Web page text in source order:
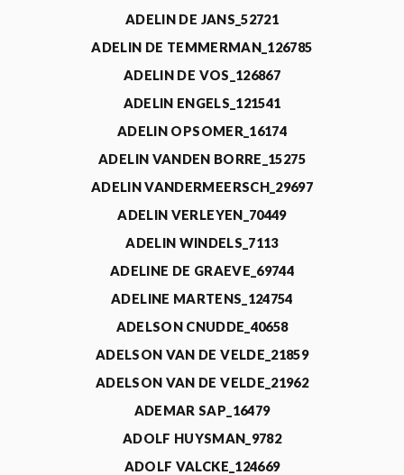
ADELIN DE JANS_52721
ADELIN DE TEMMERMAN_126785
ADELIN DE VOS_126867
ADELIN ENGELS_121541
ADELIN OPSOMER_16174
ADELIN VANDEN BORRE_15275
ADELIN VANDERMEERSCH_29697
ADELIN VERLEYEN_70449
ADELIN WINDELS_7113
ADELINE DE GRAEVE_69744
ADELINE MARTENS_124754
ADELSON CNUDDE_40658
ADELSON VAN DE VELDE_21859
ADELSON VAN DE VELDE_21962
ADEMAR SAP_16479
ADOLF HUYSMAN_9782
ADOLF VALCKE_124669